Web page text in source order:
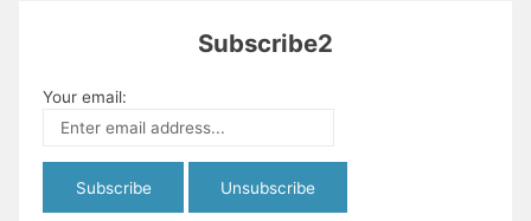
Subscribe2
Your email: